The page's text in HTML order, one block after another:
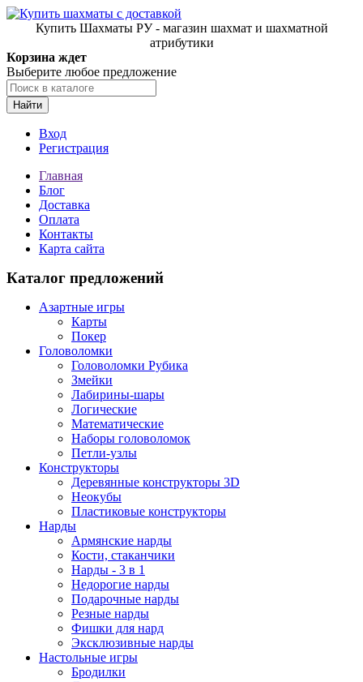
Купить Шахматы РУ - магазин шахмат и шахматной
атрибутики
Корзина ждет
Выберите любое предложение
Найти
Вход
Регистрация
Главная
Блог
Доставка
Оплата
Контакты
Карта сайта
Каталог предложений
Азартные игры
Карты
Покер
Головоломки
Головоломки Рубика
Змейки
Лабирины-шары
Логические
Математические
Наборы головоломок
Петли-узлы
Конструкторы
Деревянные конструкторы 3D
Неокубы
Пластиковые конструкторы
Нарды
Армянские нарды
Кости, стаканчики
Нарды - 3 в 1
Недорогие нарды
Подарочные нарды
Резные нарды
Фишки для нард
Эксклюзивные нарды
Настольные игры
Бродилки